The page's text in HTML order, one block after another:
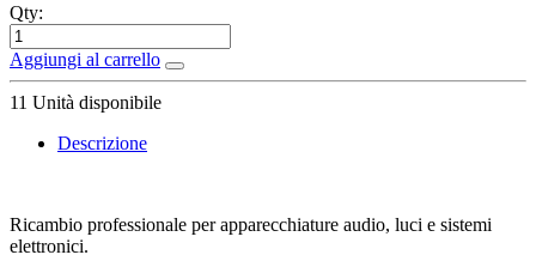
Qty:
Aggiungi al carrello
11 Unità disponibile
Descrizione
Ricambio professionale per apparecchiature audio, luci e sistemi
elettronici.